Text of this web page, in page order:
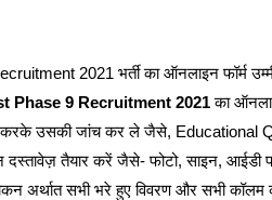
2021 भर्ती का ऑनलाइन फॉर्म
Phase 9 Recruitment 2021 का
करके उसकी जांच कर ले जैसे, Educational
दस्तावेज़ तैयार करें जैसे- फोटो, साइन,
अर्थात सभी भरे हुए विवरण और सभी